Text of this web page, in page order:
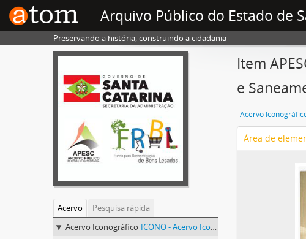
Arquivo Público do Estado de
Preservando a história, construindo a cidadania
Acervo
Pesquisa rápida
Acervo Iconográfico ICONO - Acervo Iconográfico
Item
e
Acervo
Área de